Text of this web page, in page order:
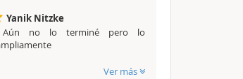
Yanik Nitzke
Aún no lo terminé pero lo
Ver más